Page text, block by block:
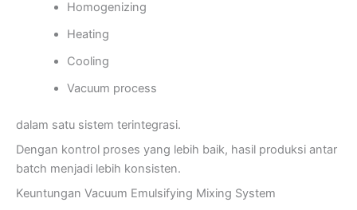
Homogenizing
Heating
Cooling
Vacuum process
dalam satu sistem terintegrasi.
Dengan kontrol proses yang lebih baik, hasil produksi antar
batch menjadi lebih konsisten.
Keuntungan Vacuum Emulsifying Mixing System